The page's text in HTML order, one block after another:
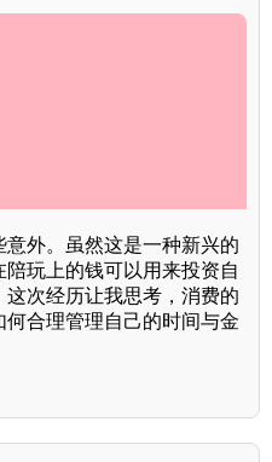
外。虽然这是一种新兴的
玩上的钱可以用来投资自
次经历让我思考，消费的
合理管理自己的时间与金